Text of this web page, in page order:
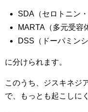
SDA（セロトニン
MARTA（多元受容
DSS（ドーパミン
に分けられます。
このうち、ジスキネジ
で、もっとも起こしに